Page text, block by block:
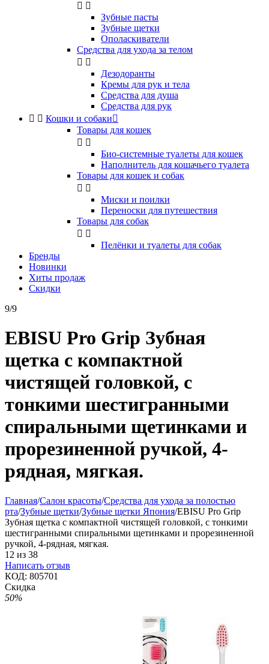
 
Зубные пасты
Зубные щетки
Ополаскиватели
Средства для ухода за телом
 
Дезодоранты
Кремы для рук и тела
Средства для душа
Средства для рук
  Кошки и собаки
Товары для кошек
 
Био-системные туалеты для кошек
Наполнитель для кошачьего туалета
Товары для кошек и собак
 
Миски и поилки
Переноски для путешествия
Товары для собак
 
Пелёнки и туалеты для собак
Бренды
Новинки
Хиты продаж
Скидки
9/9
EBISU Pro Grip Зубная
щетка с компактной
чистящей головкой, с
тонкими шестигранными
спиральными щетинками и
прорезиненной ручкой, 4-
рядная, мягкая.
Главная/Салон красоты/Средства для ухода за полостью
рта/Зубные щетки/Зубные щетки Япония/EBISU Pro Grip
Зубная щетка с компактной чистящей головкой, с тонкими
шестигранными спиральными щетинками и прорезиненной
ручкой, 4-рядная, мягкая.
12 из 38
Написать отзыв
КОД: 805701
Скидка
50%